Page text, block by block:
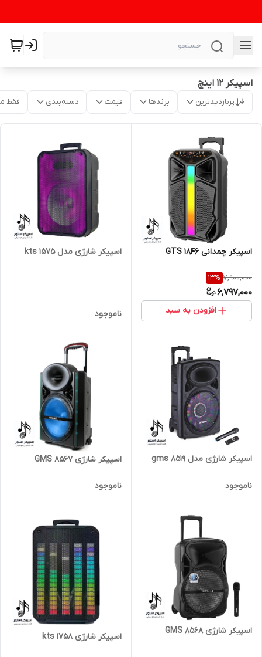
اسپیکر ۱۲ اینچ
پربازدیدترین برندها قیمت دسته‌بندی فقط
اسپیکر چمدانی GTS 1846
7,900,000
13%
6,797,000
افزودن به سبد
اسپیکر شارژی مدل kts 1575
ناموجود
اسپیکر شارژی مدل 8519 gms
ناموجود
اسپیکر شارژی 8567 GMS
ناموجود
اسپیکر شارژی GMS 8568
اسپیکر شارژی kts 1758